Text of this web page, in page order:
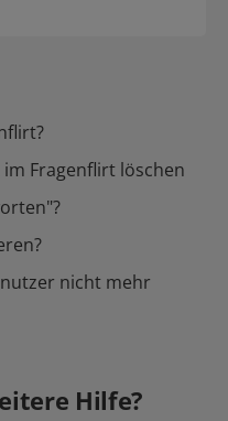
Fragenflirt löschen
nicht mehr
Hilfe?